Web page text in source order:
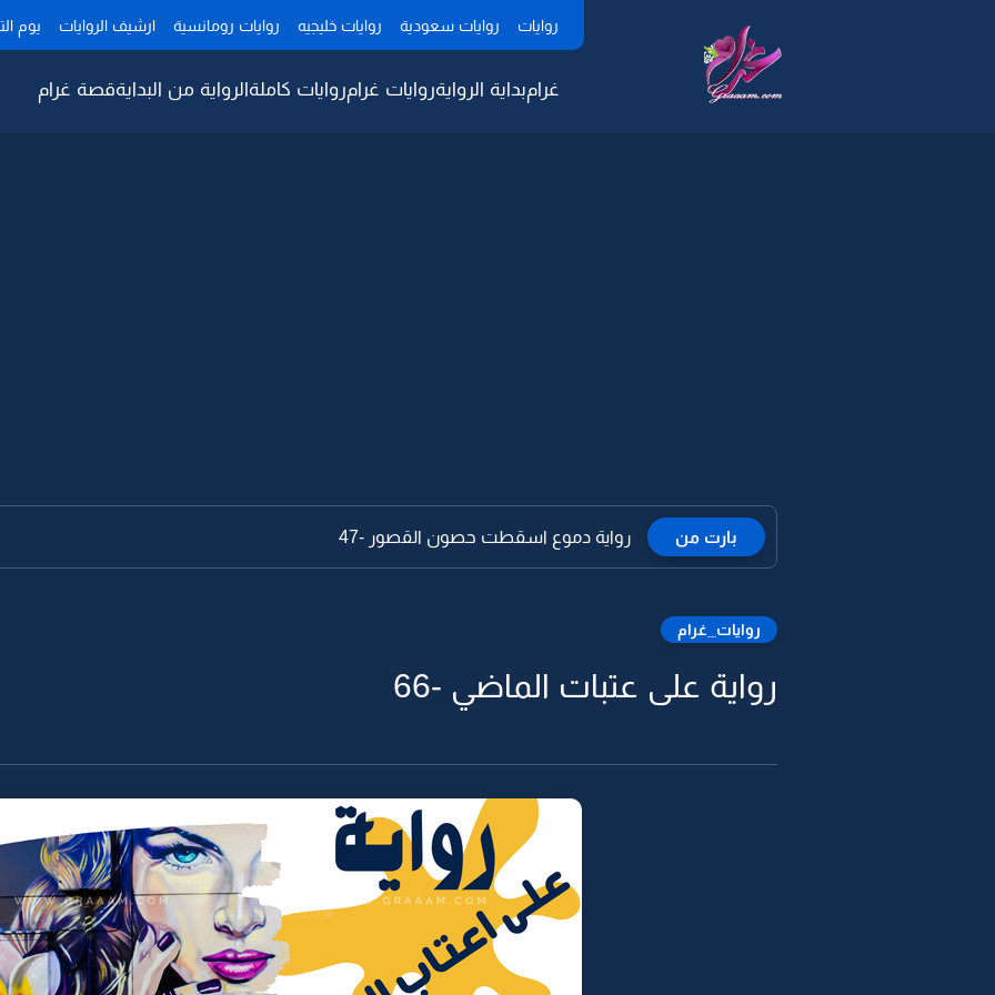
روايات روايات سعودية روايات خليجيه روايات رومانسية ارشيف الروايات يوم
غرامبداية الروايةروايات غرامروايات كاملةالرواية من البدايةقصة غرام
بارت من رواية دموع اسقطت حصون القصور -47
روايات_غرام
رواية على عتبات الماضي -66